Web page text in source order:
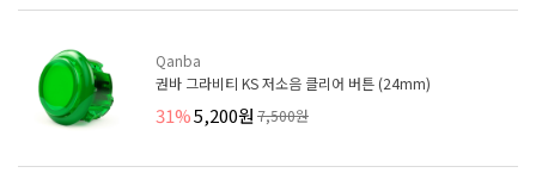
Qanba
권바 그라비티 KS 저소음 클리어 버튼 (24mm)
31%5,200원 7,500원